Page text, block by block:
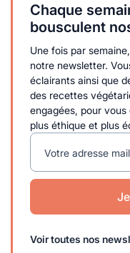
Chaque
bousculent
Une fois par
notre newsletter.
éclairants ainsi que
des recettes
engagées, pour
plus éthique et plus
Votre adresse mail
Voir toutes nos